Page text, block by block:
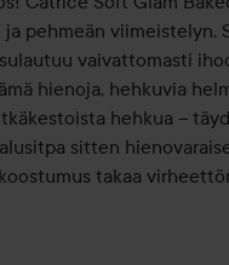
pehmeän viimeistelyn.
vaivattomasti
hienoja, hehkuvia
hehkua –
sitten
takaa